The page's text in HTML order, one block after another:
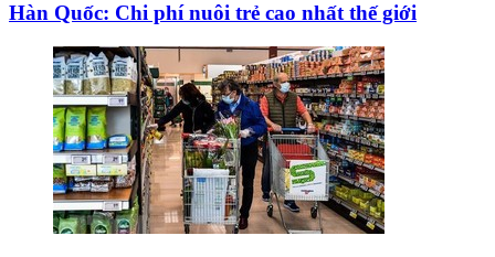
Hàn Quốc: Chi phí nuôi trẻ cao nhất thế giới